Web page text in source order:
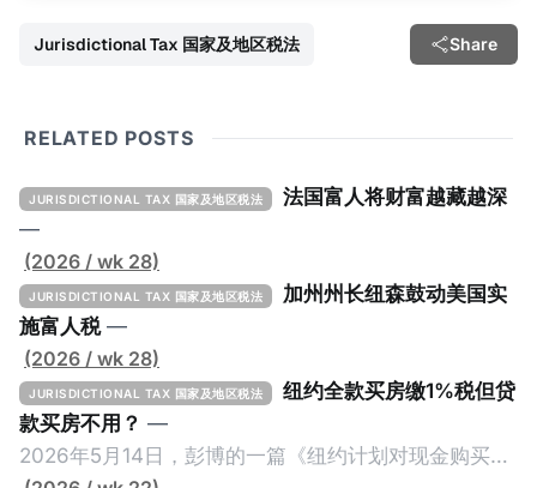
Jurisdictional Tax 国家及地区税法 Share
RELATED POSTS
JURISDICTIONAL TAX 国家及地区税法
法国富人将财富越藏越深
—
(2026 / wk 28)
JURISDICTIONAL TAX 国家及地区税法
加州州长纽森鼓动美国实
施富人税 —
(2026 / wk 28)
JURISDICTIONAL TAX 国家及地区税法
纽约全款买房缴1%税但贷
款买房不用？ —
2026年5月14日，彭博的一篇《纽约计划对现金购买的